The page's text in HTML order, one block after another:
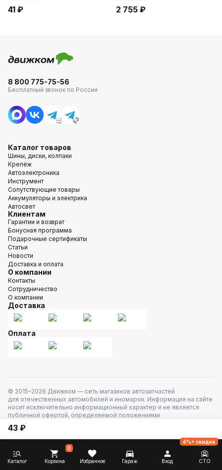
41 ₽ 2 755 ₽
43 ₽
8 800 775-75-56
Бесплатный звонок по России
Каталог товаров
Шины, диски, колпаки
Крепёж
Автоэлектроника
Инструмент
Сопутствующие товары
Аккумуляторы и электрика
Автосвет
Клиентам
Гарантии и возврат
Бонусная программа
Подарочные сертификаты
Статьи
Новости
Доставка и оплата
О компании
Контакты
Сотрудничество
О компании
Доставка
Оплата
© 2015–2026 Движком — сеть магазинов автозапчастей
для отечественных автомобилей и иномарок. Информация на сайте
носит исключительно информационный характер и не является
публичной офертой, определяемой положениями
Каталог Корзина
0
Избранное Гараж Вход СТО
4%+ скидка